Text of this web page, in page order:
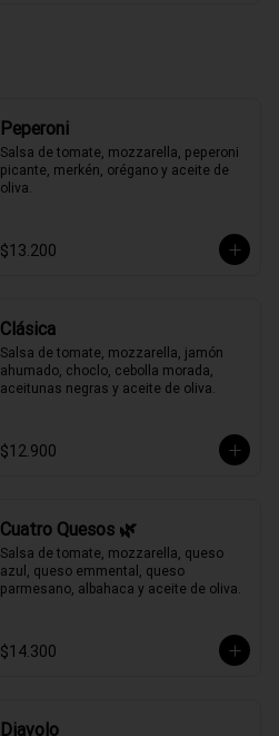
Peperoni
Salsa de tomate, mozzarella, peperoni
picante, merkén, orégano y aceite de
oliva.
$13.200
Clásica
Salsa de tomate, mozzarella, jamón
ahumado, choclo, cebolla morada,
aceitunas negras y aceite de oliva.
$12.900
Cuatro Quesos 🌿
Salsa de tomate, mozzarella, queso
azul, queso emmental, queso
parmesano, albahaca y aceite de oliva.
$14.300
Diavolo